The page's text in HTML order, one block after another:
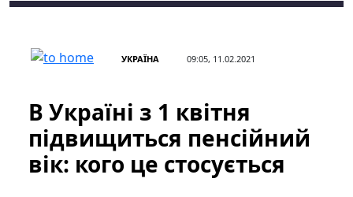
УКРАЇНА 09:05, 11.02.2021
В Україні з 1 квітня
підвищиться пенсійний
вік: кого це стосується